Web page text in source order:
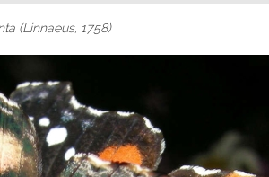
(Linnaeus, 1758)